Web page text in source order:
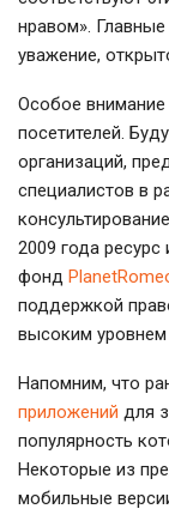
нравом».
уважение,
Особое внимание
посетителей.
организаций,
специалистов в
2009 года
фонд
поддержкой
высоким
Напомним, что
приложений для
популярность
Некоторые из
мобильные